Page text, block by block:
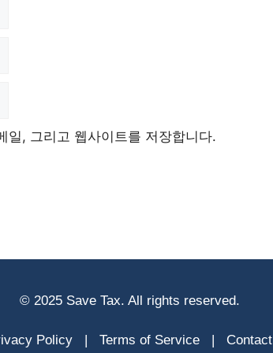
일, 그리고 웹사이트를 저장합니다.
© 2025 Save Tax. All rights reserved.
Policy | Terms of Service | Contact